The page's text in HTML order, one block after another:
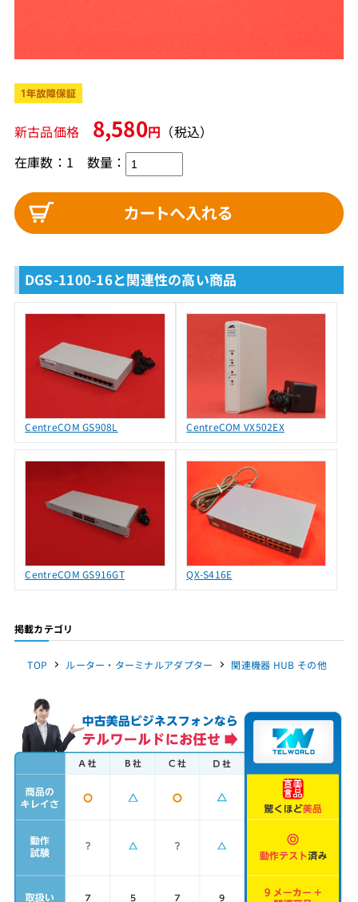
新古品価格 8,580円 （税込）
在庫数：1 数量：
DGS-1100-16と関連性の高い商品
CentreCOM GS908L CentreCOM VX502EX
CentreCOM GS916GT QX-S416E
掲載カテゴリ
TOP ルーター・ターミナルアダプター 関連機器 HUB その他